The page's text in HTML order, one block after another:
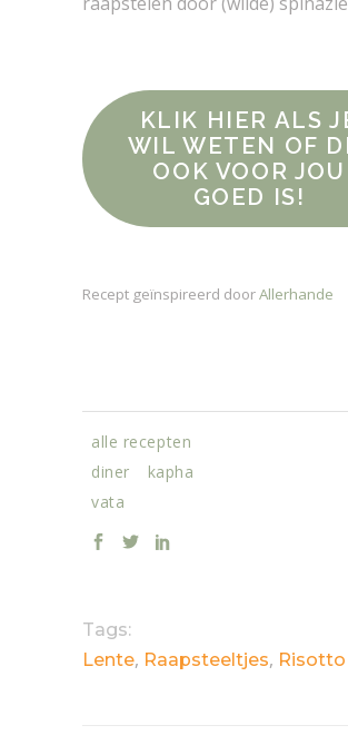
KLIK HIER ALS
WIL WETEN OF
OOK VOOR JOU
GOED IS!
Recept geïnspireerd doorAllerhande
alle recepten
diner
kapha
vata
Tags:
Lente, Raapsteeltjes, Risotto